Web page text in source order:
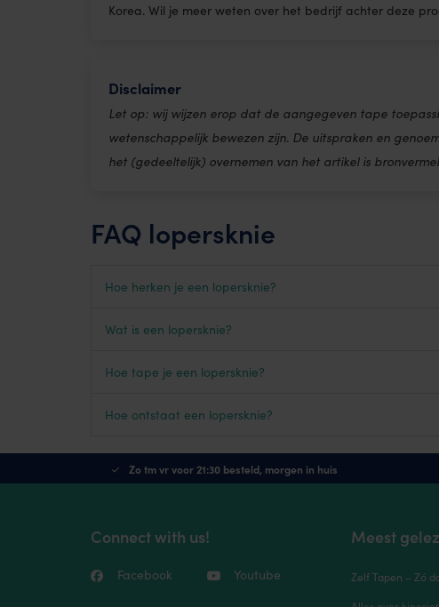
Korea. Wil je meer weten over het bedrijf achter deze
Disclaimer
Let op: wij wijzen erop dat de aangegeven tape
wetenschappelijk bewezen zijn. De uitspraken en
het (gedeeltelijk) overnemen van het artikel is
FAQ lopersknie
Hoe herken je een lopersknie?
Wat is een lopersknie?
Hoe tape je een lopersknie?
Hoe ontstaat een lopersknie?
Zo tm vr voor 21:30 besteld, morgen in huis
Connect with us!
Facebook Youtube
Meest
Zelf Tapen – Zó